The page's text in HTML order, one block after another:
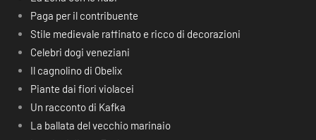
Paga per il contribuente
Stile medievale raffinato e ricco di decorazioni
Celebri dogi veneziani
Il cagnolino di Obelix
Piante dai fiori violacei
Un racconto di Kafka
La ballata del vecchio marinaio